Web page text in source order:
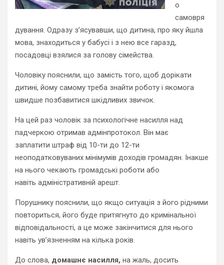
о
самовря
дування. Одразу з’ясувавши, що дитина, про яку йшла
мова, знаходиться у бабусі і з нею все гаразд,
посадовці взялися за голову сімейства.
Чоловіку пояснили, що замість того, щоб дорікати
дитині, йому самому треба знайти роботу і якомога
швидше позбавитися шкідливих звичок.
На цей раз чоловік за психологічне насилля над
падчеркою отримав адмінпротокол. Він має
заплатити штраф від 10-ти до 12-ти
неоподатковуваних мінімумів доходів громадян. Інакше
на нього чекають громадські роботи або
навіть адміністративній арешт.
Порушнику пояснили, що якщо ситуація з його рідними
повториться, його буде притягнуто до кримінальної
відповідальності, а це може закінчитися для нього
навіть ув’язненням на кілька років.
До слова, домашнє насилля, на жаль, досить